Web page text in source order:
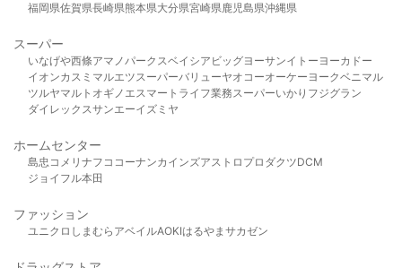
福岡県佐賀県長崎県熊本県大分県宮崎県鹿児島県沖縄県
スーパー
いなげや西條アマノパークスベイシア ビッグヨーサンイトーヨーカドー
イオンカスミ マルエツスーパーバリューヤオコーオーケー ヨークベニマル
ツルヤマルト オギノ エスマート ライフ業務スーパーいかり フジグラン
ダイレックスサンエーイズミヤ
ホームセンター
島忠 コメリ ナフコ コーナンカインズアストロプロダクツDCM
ジョイフル本田
ファッション
ユニクロ しまむら アベイルAOKIはるやま サカゼン